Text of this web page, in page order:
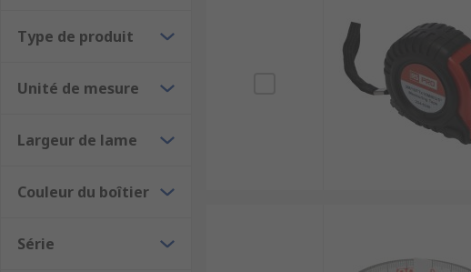
lecture claire et reste lisible même avec une faible
de coupe, ou de rallonges. Le mètre à ruban auto
colle sur pratiquement toutes les surfaces.
Type de produit
Unité de mesure
Largeur de lame
Couleur du boîtier
Série